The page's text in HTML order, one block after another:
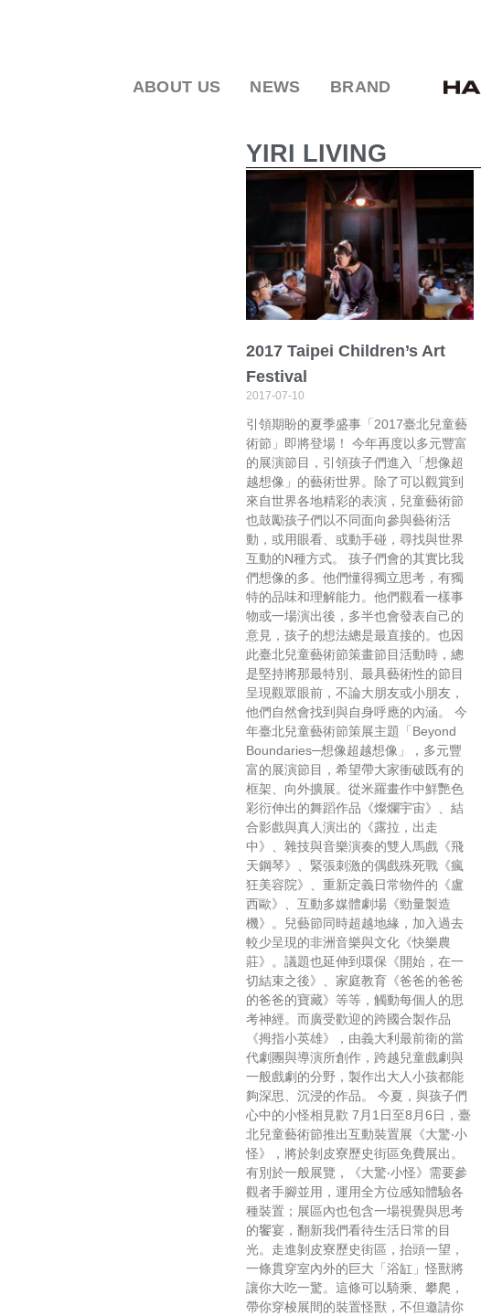
ABOUT US NEWS BRAND
YIRI LIVING
2017 Taipei Children’s Art
Festival
2017-07-10
引領期盼的夏季盛事「2017臺北兒童藝
術節」即將登場！ 今年再度以多元豐富
的展演節目，引領孩子們進入「想像超
越想像」的藝術世界。除了可以觀賞到
來自世界各地精彩的表演，兒童藝術節
也鼓勵孩子們以不同面向參與藝術活
動，或用眼看、或動手碰，尋找與世界
互動的N種方式。 孩子們會的其實比我
們想像的多。他們懂得獨立思考，有獨
特的品味和理解能力。他們觀看一樣事
物或一場演出後，多半也會發表自己的
意見，孩子的想法總是最直接的。也因
此臺北兒童藝術節策畫節目活動時，總
是堅持將那最特別、最具藝術性的節目
呈現觀眾眼前，不論大朋友或小朋友，
他們自然會找到與自身呼應的內涵。 今
年臺北兒童藝術節策展主題「Beyond
Boundaries─想像超越想像」，多元豐
富的展演節目，希望帶大家衝破既有的
框架、向外擴展。從米羅畫作中鮮艷色
彩衍伸出的舞蹈作品《燦爛宇宙》、結
合影戲與真人演出的《露拉，出走
中》、雜技與音樂演奏的雙人馬戲《飛
天鋼琴》、緊張刺激的偶戲殊死戰《瘋
狂美容院》、重新定義日常物件的《盧
西歐》、互動多媒體劇場《勁量製造
機》。兒藝節同時超越地緣，加入過去
較少呈現的非洲音樂與文化《快樂農
莊》。議題也延伸到環保《開始，在一
切結束之後》、家庭教育《爸爸的爸爸
的爸爸的寶藏》等等，觸動每個人的思
考神經。而廣受歡迎的跨國合製作品
《拇指小英雄》，由義大利最前衛的當
代劇團與導演所創作，跨越兒童戲劇與
一般戲劇的分野，製作出大人小孩都能
夠深思、沉浸的作品。 今夏，與孩子們
心中的小怪相見歡 7月1日至8月6日，臺
北兒童藝術節推出互動裝置展《大驚‧小
怪》，將於剝皮寮歷史街區免費展出。
有別於一般展覽，《大驚‧小怪》需要參
觀者手腳並用，運用全方位感知體驗各
種裝置；展區內也包含一場視覺與思考
的饗宴，翻新我們看待生活日常的目
光。走進剝皮寮歷史街區，抬頭一望，
一條貫穿室內外的巨大「浴缸」怪獸將
讓你大吃一驚。這條可以騎乘、攀爬，
帶你穿梭展間的裝置怪獸，不但邀請你